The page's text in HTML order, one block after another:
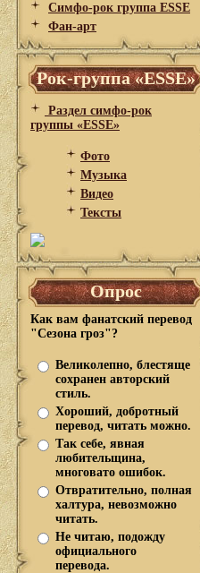
Симфо-рок группа ESSE
Фан-арт
Рок-группа «ESSE»
Раздел симфо-рок
группы «ESSE»
Фото
Музыка
Видео
Тексты
Опрос
Как вам фанатский перевод
"Сезона гроз"?
Великолепно, блестяще
сохранен авторский
стиль.
Хороший, добротный
перевод, читать можно.
Так себе, явная
любительщина,
многовато ошибок.
Отвратительно, полная
халтура, невозможно
читать.
Не читаю, подожду
официального
перевода.